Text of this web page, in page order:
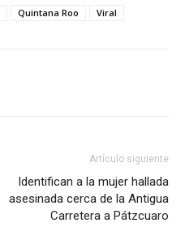
Quintana Roo Viral
Artículo siguiente
Identifican a la mujer hallada
asesinada cerca de la Antigua
Carretera a Pátzcuaro